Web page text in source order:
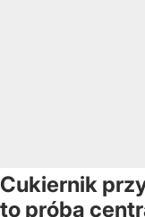
Cukiernik
to próba